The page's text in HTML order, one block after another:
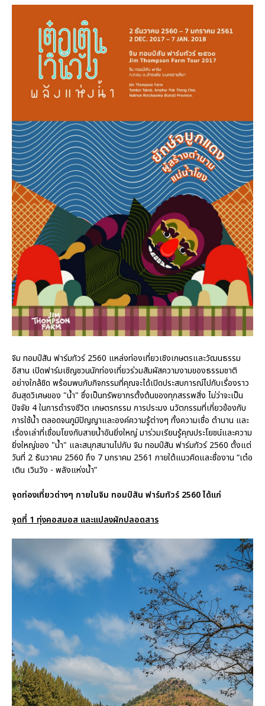
จิม ทอมป์สัน ฟาร์มทัวร์ 2560 แหล่งท่องเที่ยวเชิงเกษตรและวัฒนธรรม
อีสาน เปิดฟาร์มเชิญชวนนักท่องเที่ยวร่วมสัมผัสความงามของธรรมชาติ
อย่างใกล้ชิด พร้อมพบกับกิจกรรมที่คุณจะได้เปิดประสบการณ์ไปกับเรื่องราว
อันสุดวิเศษของ "น้ำ" ซึ่งเป็นทรัพยากรตั้งต้นของทุกสรรพสิ่ง ไม่ว่าจะเป็น
ปัจจัย 4 ในการดำรงชีวิต เกษตรกรรม การประมง นวัตกรรมที่เกี่ยวข้องกับ
การใช้น้ำ ตลอดจนภูมิปัญญาและองค์ความรู้ต่างๆ ทั้งความเชื่อ ตำนาน และ
เรื่องเล่าที่เชื่อมโยงกับสายน้ำอันยิ่งใหญ่ มาร่วมเรียนรู้คุณประโยชน์และความ
ยิ่งใหญ่ของ "น้ำ" และสนุกสนานไปกับ จิม ทอมป์สัน ฟาร์มทัวร์ 2560 ตั้งแต่
วันที่ 2 ธันวาคม 2560 ถึง 7 มกราคม 2561 ภายใต้แนวคิดและชื่องาน “เต๋อ
เติน เวินวัง - พลังแห่งน้ำ”
จุดท่องเที่ยวต่างๆ ภายในจิม ทอมป์สัน ฟาร์มทัวร์ 2560 ได้แก่
จุดที่ 1 ทุ่งคอสมอส และแปลงผักปลอดสาร